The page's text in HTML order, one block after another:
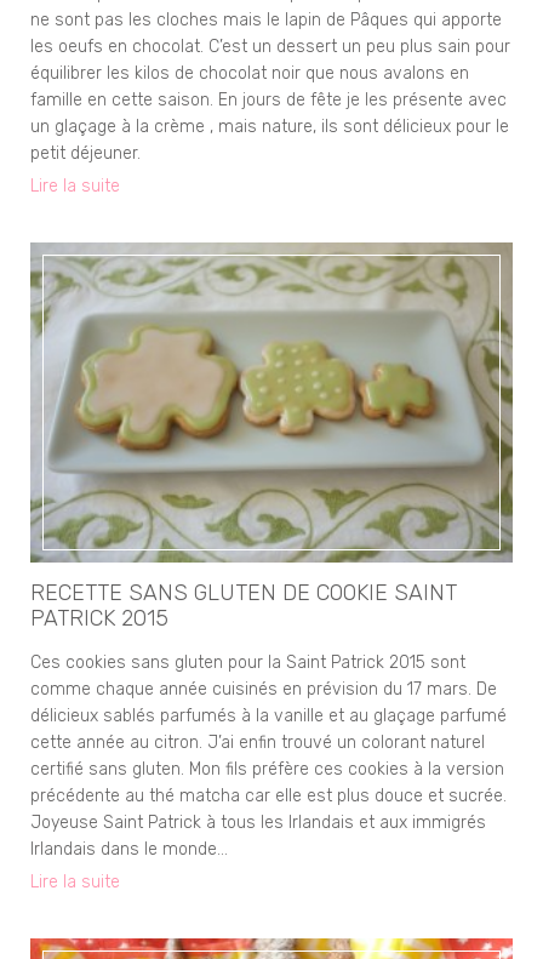
ne sont pas les cloches mais le lapin de Pâques qui apporte
les oeufs en chocolat. C’est un dessert un peu plus sain pour
équilibrer les kilos de chocolat noir que nous avalons en
famille en cette saison. En jours de fête je les présente avec
un glaçage à la crème , mais nature, ils sont délicieux pour le
petit déjeuner.
Lire la suite
RECETTE SANS GLUTEN DE COOKIE SAINT
PATRICK 2015
Ces cookies sans gluten pour la Saint Patrick 2015 sont
comme chaque année cuisinés en prévision du 17 mars. De
délicieux sablés parfumés à la vanille et au glaçage parfumé
cette année au citron. J’ai enfin trouvé un colorant naturel
certifié sans gluten. Mon fils préfère ces cookies à la version
précédente au thé matcha car elle est plus douce et sucrée.
Joyeuse Saint Patrick à tous les Irlandais et aux immigrés
Irlandais dans le monde…
Lire la suite